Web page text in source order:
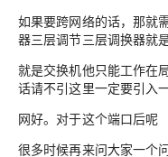
如果要跨网络的话，那就
器三层调节三层调换器就
就是交换机他只能工作在
话请不引这里一定要引入
网好。对于这个端口后呢
很多时候再来问大家一个